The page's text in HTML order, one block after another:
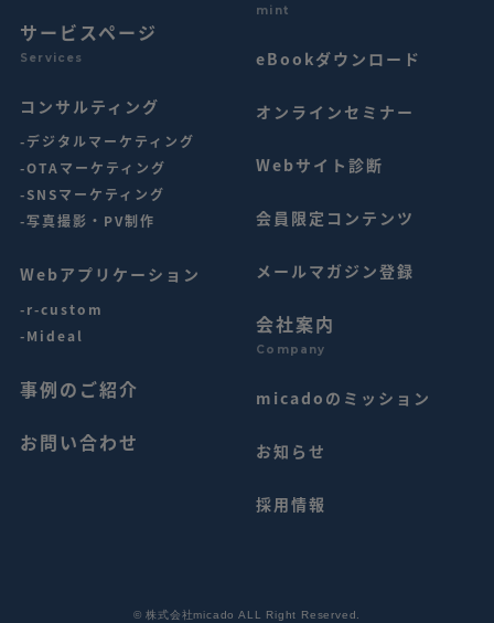
サービスページ
Services
コンサルティング
-デジタルマーケティング
-OTAマーケティング
-SNSマーケティング
-写真撮影・PV制作
Webアプリケーション
-r-custom
-Mideal
事例のご紹介
お問い合わせ
mint
eBookダウンロード
オンラインセミナー
Webサイト診断
会員限定コンテンツ
メールマガジン登録
会社案内
Company
micadoのミッション
お知らせ
採用情報
©︎ 株式会社micado ALL Right Reserved.